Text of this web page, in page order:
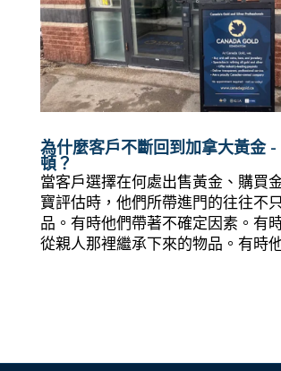
為什麼客戶不斷回到加拿大黃金 -
頓？
當客戶選擇在何處出售黃金、購買
寶評估時，他們所帶進門的往往不
品。有時他們帶著不確定因素。有
從親人那裡繼承下來的物品。有時